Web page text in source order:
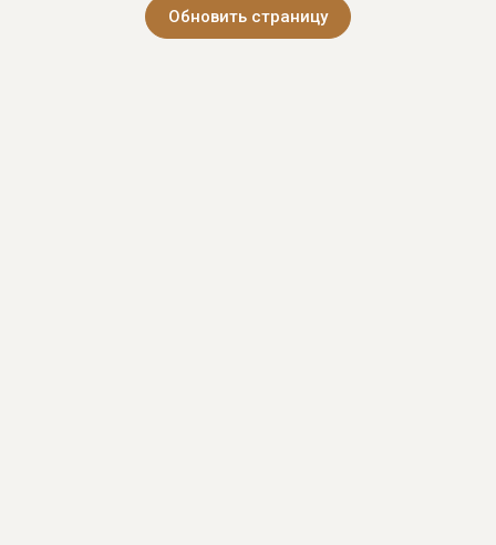
Обновить страницу